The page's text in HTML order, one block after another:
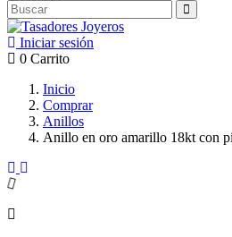
Iniciar sesión
0 Carrito
Inicio
Comprar
Anillos
Anillo en oro amarillo 18kt con